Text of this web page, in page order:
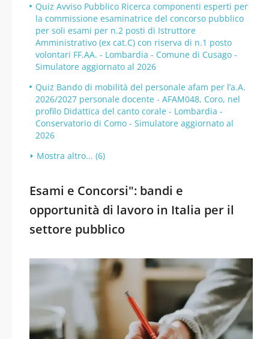
Quiz Avviso Pubblico Ricerca componenti esperti per
la commissione esaminatrice del concorso pubblico
per soli esami per n.2 posti di Istruttore
Amministrativo (ex cat.C) con riserva di n.1 posto
volontari FF.AA. - Lombardia - Comune di Cusago -
Simulatore aggiornato al 2026
Quiz Bando di mobilità del personale afam per l’a.A.
2026/2027 personale docente - AFAM048, Coro, nel
profilo Didattica del canto corale - Lombardia -
Conservatorio di Como - Simulatore aggiornato al
2026
Mostra altro... (6)
Esami e Concorsi": bandi e
opportunità di lavoro in Italia per il
settore pubblico